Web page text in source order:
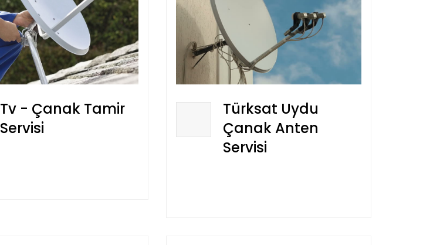
Tv - Çanak Tamir
Servisi
Türksat Uydu
Çanak Anten
Servisi